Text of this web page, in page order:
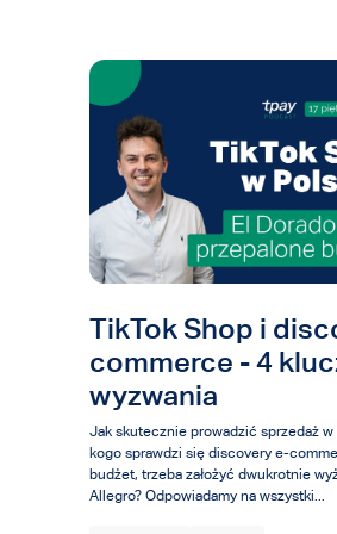
TikTok Shop i
commerce - 4
wyzwania
Jak skutecznie prowadzić sprzedaż w
kogo sprawdzi się discovery e-
budżet, trzeba założyć dwukrotnie
Allegro? Odpowiadamy na wszystki...